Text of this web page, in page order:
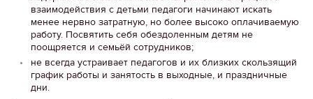
взаимодействия с детьми педагоги начинают искать
менее нервно затратную, но более высоко оплачиваемую
работу. Посвятить себя обездоленным детям не
поощряется и семьёй сотрудников;
не всегда устраивает педагогов и их близких скользящий
график работы и занятость в выходные, и праздничные
дни.